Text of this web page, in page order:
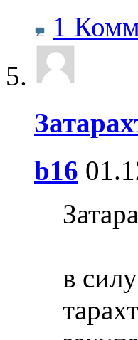
1
b16
в